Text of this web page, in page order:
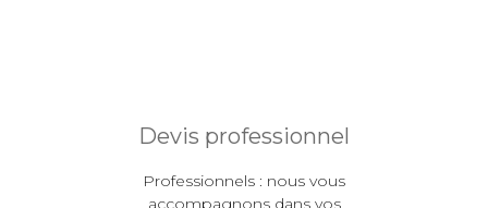
Devis professionnel
Professionnels : nous vous
accompagnons dans vos